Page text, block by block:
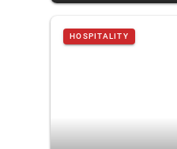
HOSPITALITY